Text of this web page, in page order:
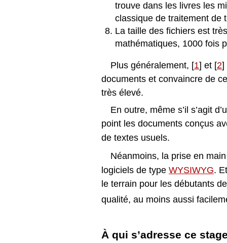
trouve dans les livres les
classique de traitement de
La taille des ﬁchiers est
mathématiques, 1000 fois
Plus généralement, [1] et [2]
documents et convaincre de
très élevé.
En outre, même s’il s’agit
point les documents conçus
de textes usuels.
Néanmoins, la prise en
logiciels de type WYSIWYG.
le terrain pour les débutants
qualité, au moins aussi
À qui s’adresse ce